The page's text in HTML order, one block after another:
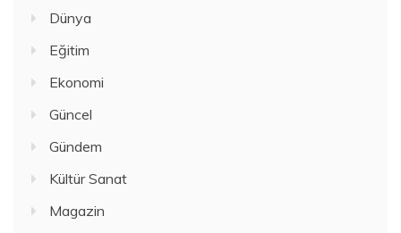
Dünya
Eğitim
Ekonomi
Güncel
Gündem
Kültür Sanat
Magazin